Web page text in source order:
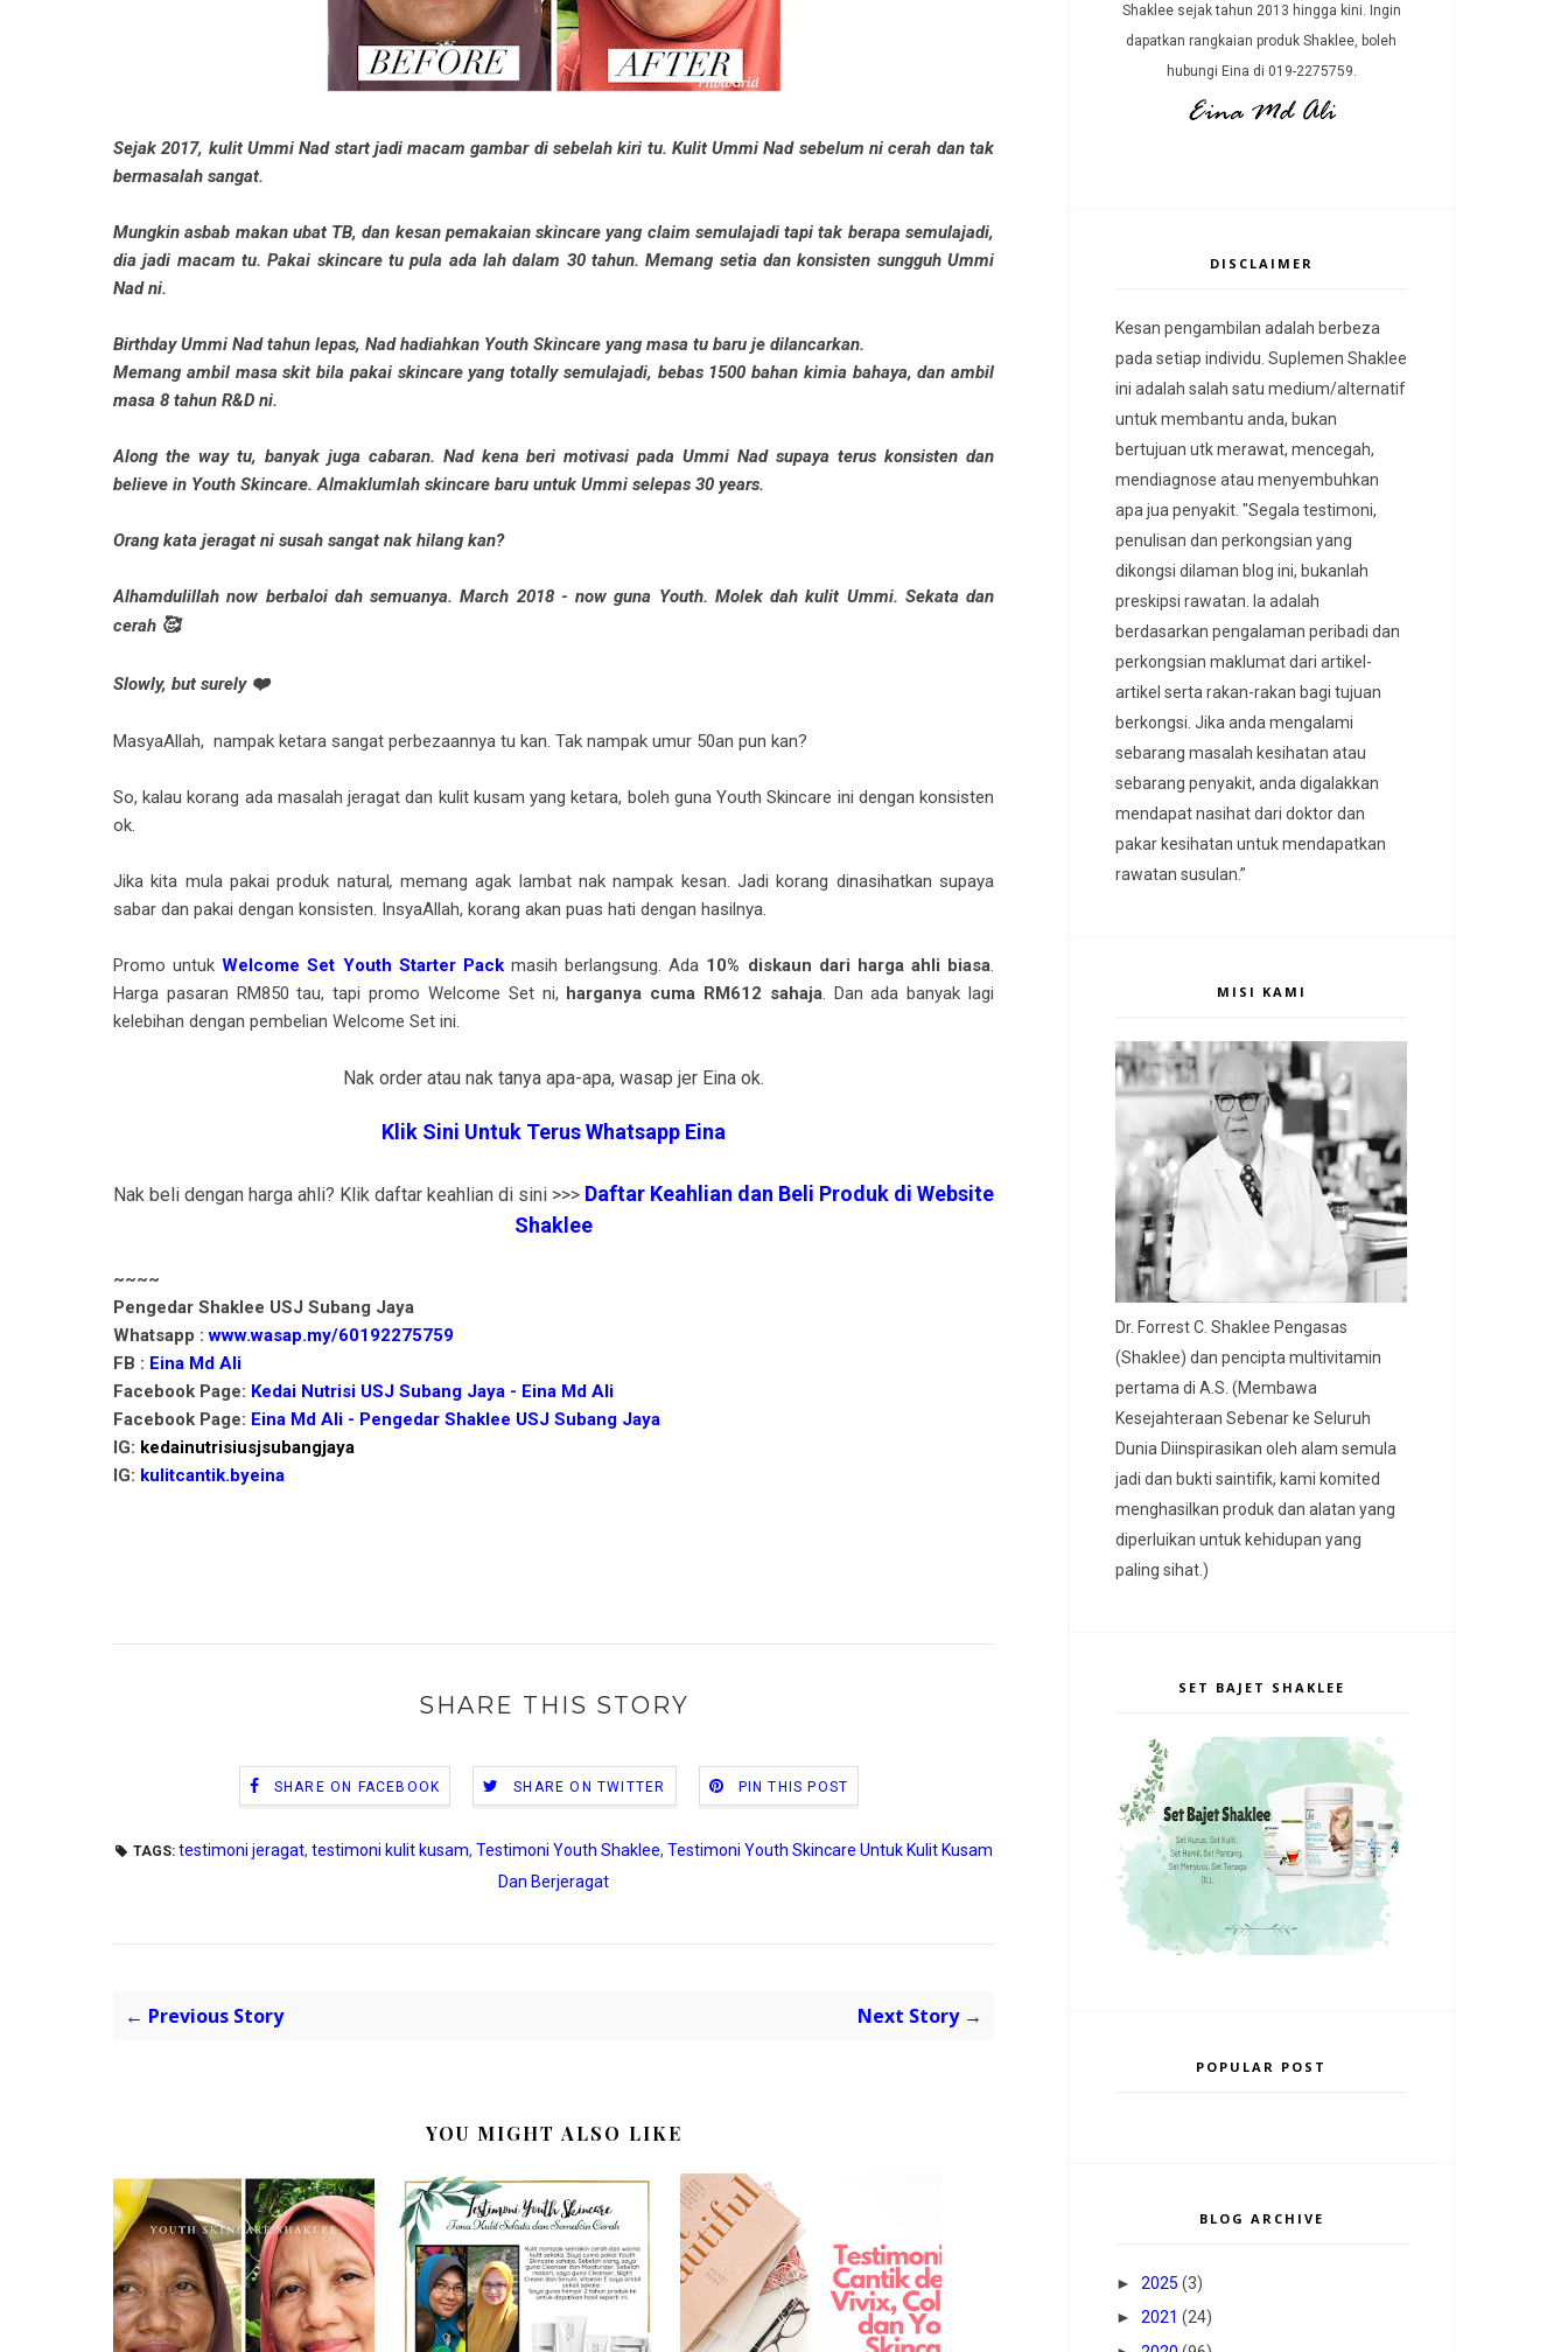
Sejak 2017, kulit Ummi Nad start jadi macam gambar di sebelah kiri tu. Kulit Ummi Nad sebelum ni cerah dan tak
bermasalah sangat.
Mungkin asbab makan ubat TB, dan kesan pemakaian skincare yang claim semulajadi tapi tak berapa semulajadi,
dia jadi macam tu. Pakai skincare tu pula ada lah dalam 30 tahun. Memang setia dan konsisten sungguh Ummi
Nad ni.
Birthday Ummi Nad tahun lepas, Nad hadiahkan Youth Skincare yang masa tu baru je dilancarkan.
Memang ambil masa skit bila pakai skincare yang totally semulajadi, bebas 1500 bahan kimia bahaya, dan ambil
masa 8 tahun R&D ni.
Along the way tu, banyak juga cabaran. Nad kena beri motivasi pada Ummi Nad supaya terus konsisten dan
believe in Youth Skincare. Almaklumlah skincare baru untuk Ummi selepas 30 years.
Orang kata jeragat ni susah sangat nak hilang kan?
Alhamdulillah now berbaloi dah semuanya. March 2018 - now guna Youth. Molek dah kulit Ummi. Sekata dan
cerah 🥰
Slowly, but surely ❤️
MasyaAllah, nampak ketara sangat perbezaannya tu kan. Tak nampak umur 50an pun kan?
So, kalau korang ada masalah jeragat dan kulit kusam yang ketara, boleh guna Youth Skincare ini dengan konsisten
ok.
Jika kita mula pakai produk natural,memang agak lambat nak nampak kesan. Jadi korang dinasihatkan supaya
sabar dan pakai dengan konsisten. InsyaAllah, korang akan puas hati dengan hasilnya.
Promo untukWelcome Set Youth Starter Packmasih berlangsung. Ada 10% diskaun dari harga ahli biasa.
Harga pasaran RM850 tau, tapi promo Welcome Set ni, harganya cuma RM612 sahaja. Dan ada banyak lagi
kelebihan dengan pembelian Welcome Set ini.
Nak order atau nak tanya apa-apa, wasap jer Eina ok.
Klik Sini Untuk Terus Whatsapp Eina
Nak beli dengan harga ahli? Klik daftar keahlian di sini >>> Daftar Keahlian dan Beli Produk di Website
Shaklee
~~~~
Pengedar Shaklee USJ Subang Jaya
Whatsapp :www.wasap.my/60192275759
FB : Eina Md Ali
Facebook Page: Kedai Nutrisi USJ Subang Jaya - Eina Md Ali
Facebook Page: Eina Md Ali - Pengedar Shaklee USJ Subang Jaya
IG: kedainutrisiusjsubangjaya
IG: kulitcantik.byeina
SHARE THIS STORY
SHARE ON FACEBOOK SHARE ON TWITTER PIN THIS POST
TAGS: testimoni jeragat, testimoni kulit kusam, Testimoni Youth Shaklee, Testimoni Youth Skincare Untuk Kulit Kusam
Dan Berjeragat
← Previous Story Next Story →
YOU MIGHT ALSO LIKE
Shaklee sejak tahun 2013 hingga kini. Ingin
dapatkan rangkaian produk Shaklee, boleh
hubungi Eina di 019-2275759.
DISCLAIMER
Kesan pengambilan adalah berbeza
pada setiap individu. Suplemen Shaklee
ini adalah salah satu medium/alternatif
untuk membantu anda, bukan
bertujuan utk merawat, mencegah,
mendiagnose atau menyembuhkan
apa jua penyakit. "Segala testimoni,
penulisan dan perkongsian yang
dikongsi dilaman blog ini, bukanlah
preskipsi rawatan. Ia adalah
berdasarkan pengalaman peribadi dan
perkongsian maklumat dari artikel-
artikel serta rakan-rakan bagi tujuan
berkongsi. Jika anda mengalami
sebarang masalah kesihatan atau
sebarang penyakit, anda digalakkan
mendapat nasihat dari doktor dan
pakar kesihatan untuk mendapatkan
rawatan susulan.”
MISI KAMI
Dr. Forrest C. Shaklee Pengasas
(Shaklee) dan pencipta multivitamin
pertama di A.S. (Membawa
Kesejahteraan Sebenar ke Seluruh
Dunia Diinspirasikan oleh alam semula
jadi dan bukti saintifik, kami komited
menghasilkan produk dan alatan yang
diperluikan untuk kehidupan yang
paling sihat.)
SET BAJET SHAKLEE
POPULAR POST
BLOG ARCHIVE
► 2025 (3)
► 2021 (24)